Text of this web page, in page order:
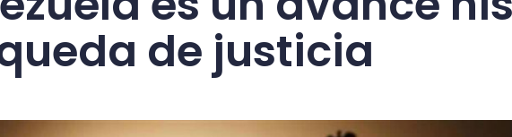
de justicia